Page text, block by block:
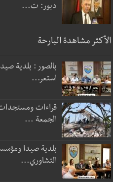
دبور: ت...
الأكثر مشاهدة البارحة
بالصور : بلدية
استعر...
قراءات
الجمعة ...
بلدية صيدا
التشاوري...